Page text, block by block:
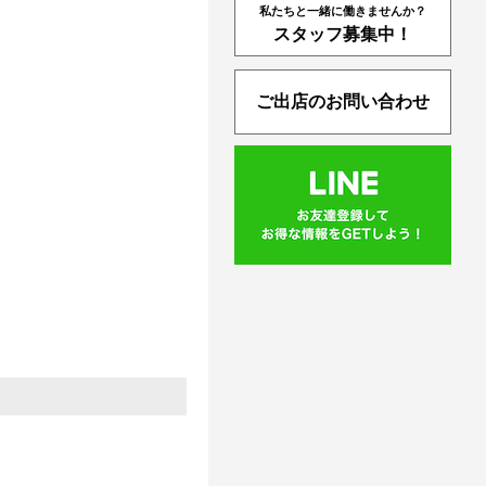
私たちと一緒に働きませんか？
スタッフ募集中！
ご出店のお問い合わせ